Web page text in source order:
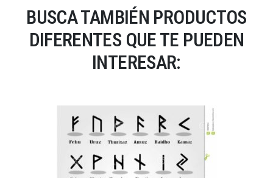
BUSCA TAMBIÉN PRODUCTOS
DIFERENTES QUE TE PUEDEN
INTERESAR: